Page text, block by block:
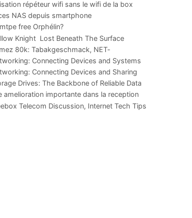
répéteur wifi sans le wifi de la box
NAS depuis smartphone
free Orphélin?
Knight  Lost Beneath The Surface
80k: Tabakgeschmack, NET-
und Leistung im
Connecting Devices and Systems
Connecting Devices and Sharing
Drives: The Backbone of Reliable Data
amelioration importante dans la reception
Telecom Discussion, Internet Tech Tips